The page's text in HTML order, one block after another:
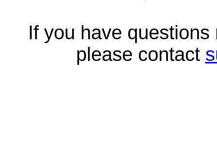
If you have
please contact